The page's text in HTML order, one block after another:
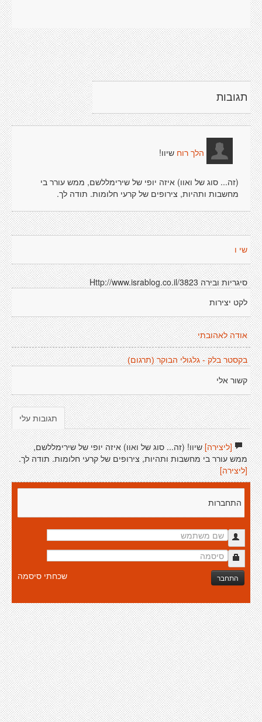
תגובות
הלך רוח שיוו!
(זה... סוג של ואוו) איזה יופי של שירימללשם, ממש עורר בי
מחשבות ותהיות, צירופים של קרעי חלומות. תודה לך.
שי ו
סיגריות ובירה Http://www.israblog.co.il/3823
לקט יצירות
אודה לאהובתי
בקסטר בלק - גלגולי הבוקר (תרגום)
קשור אלי
תגובות עלי
[ליצירה]שיוו! (זה... סוג של ואוו) איזה יופי של שירימללשם,
ממש עורר בי מחשבות ותהיות, צירופים של קרעי חלומות. תודה לך.
[ליצירה]
התחברות
התחבר שכחתי סיסמה